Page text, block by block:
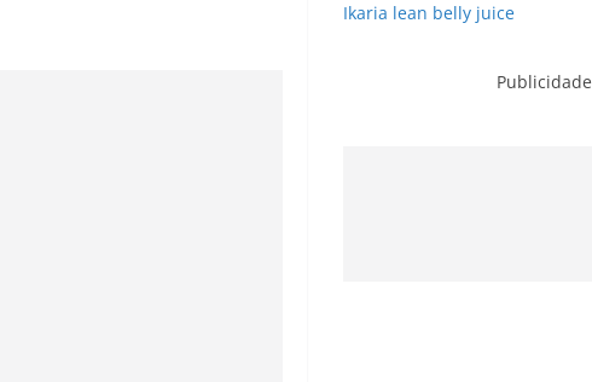
Ikaria lean belly juice
Publicidade